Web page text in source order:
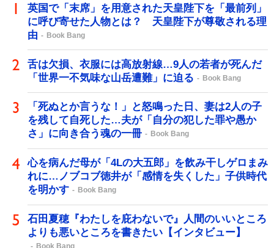
英国で「末席」を用意された天皇陛下を「最前列」
に呼び寄せた人物とは？ 天皇陛下が尊敬される理
由
Book Bang
舌は欠損、衣服には高放射線…9人の若者が死んだ
「世界一不気味な山岳遭難」に迫る
Book Bang
「死ぬとか言うな！」と怒鳴った日、妻は2人の子
を残して自死した…夫が「自分の犯した罪や愚か
さ」に向き合う魂の一冊
Book Bang
心を病んだ母が「4Lの大五郎」を飲み干しゲロまみ
れに…ノブコブ徳井が「感情を失くした」子供時代
を明かす
Book Bang
石田夏穂『わたしを庇わないで』人間のいいところ
よりも悪いところを書きたい【インタビュー】